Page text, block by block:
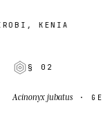
KENIA
§ 02
Acinonyx jubatus ·